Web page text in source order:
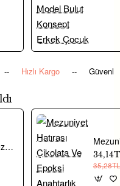
süsleme ürünleri
tamamlayabilirsiniz.
-- Hızlı Kargo -- Güvenli
Pleksi Kitap Ayracı Mezuniyet Hatırası 12x4,5 cm Püsküllü
35,28TL